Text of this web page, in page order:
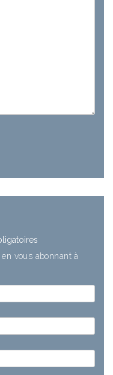
vous abonnant à